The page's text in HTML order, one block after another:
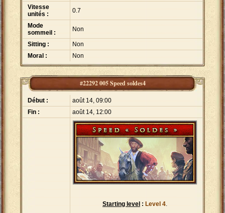
Vitesse
unités :
0.7
Mode
sommeil :
Non
Sitting :
Non
Moral :
Non
#22292 005 Speed soldes4
Début :
août 14, 09:00
Fin :
août 14, 12:00
Starting level : Level 4.